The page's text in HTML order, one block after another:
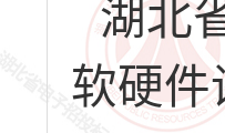
湖北
软硬件